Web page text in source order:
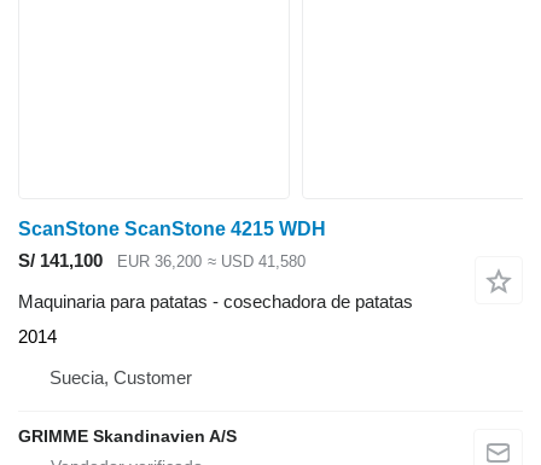
ScanStone ScanStone 4215 WDH
S/ 141,100
EUR 36,200 ≈ USD 41,580
Maquinaria para patatas - cosechadora de patatas
2014
Suecia, Customer
GRIMME Skandinavien A/S